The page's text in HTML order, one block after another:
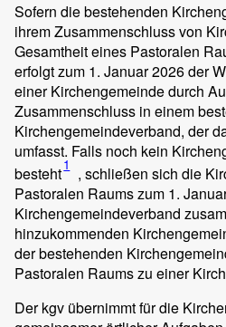
Sofern die bestehenden
ihrem Zusammenschluss von
Gesamtheit eines Pastoralen
erfolgt zum 1. Januar 2026 der
einer Kirchengemeinde durch
Zusammenschluss in einem
Kirchengemeindeverband, der
umfasst. Falls noch kein
besteht1
, schließen sich die
Pastoralen Raums zum 1.
Kirchengemeindeverband
hinzukommenden
der bestehenden
Pastoralen Raums zu einer
Der kgv übernimmt für die